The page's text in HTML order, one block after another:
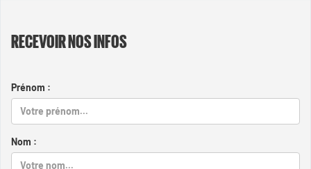
RECEVOIR NOS INFOS
Prénom :
Nom :